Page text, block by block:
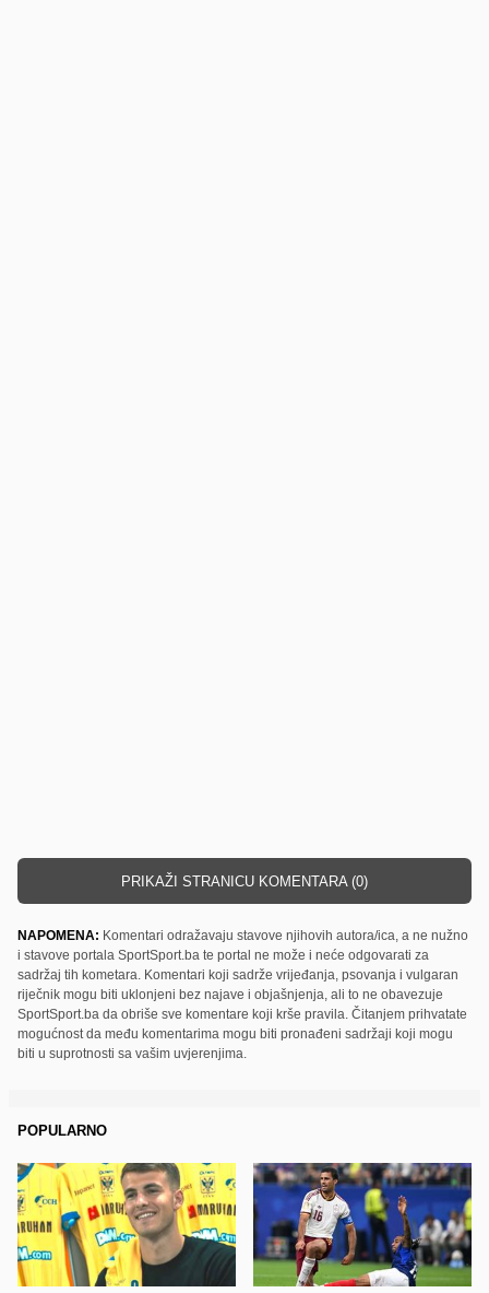
PRIKAŽI STRANICU KOMENTARA (0)
NAPOMENA: Komentari odražavaju stavove njihovih autora/ica, a ne nužno
i stavove portala SportSport.ba te portal ne može i neće odgovarati za
sadržaj tih kometara. Komentari koji sadrže vrijeđanja, psovanja i vulgaran
riječnik mogu biti uklonjeni bez najave i objašnjenja, ali to ne obavezuje
SportSport.ba da obriše sve komentare koji krše pravila. Čitanjem prihvatate
mogućnost da među komentarima mogu biti pronađeni sadržaji koji mogu
biti u suprotnosti sa vašim uvjerenjima.
POPULARNO